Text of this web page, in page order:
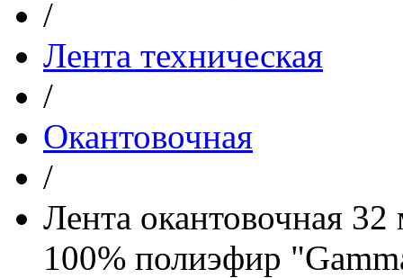
/
Лента техническая
/
Окантовочная
/
Лента окантовочная
100% полиэфир